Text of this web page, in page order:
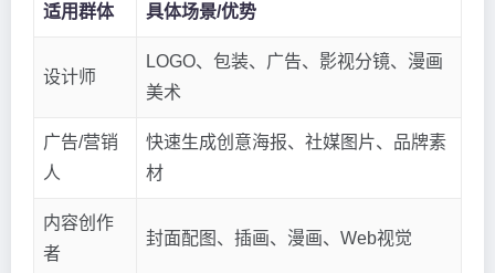
适用群体 具体场景/优势
设计师
LOGO、包装、广告、影视分镜、漫画
美术
广告/营销
人
快速生成创意海报、社媒图片、品牌素
材
内容创作
者
封面配图、插画、漫画、Web视觉